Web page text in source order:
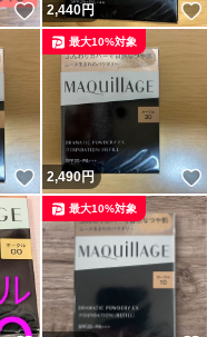
いいね！
2,440円
いいね！
2,490円
最大10%対象
最大10%対象